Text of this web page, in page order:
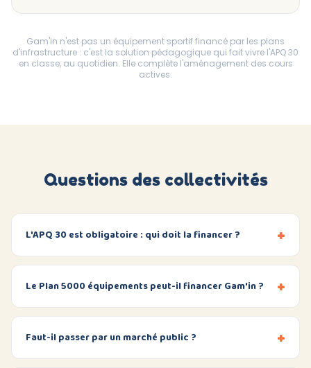
Gam'in n'est pas un équipement sportif financé par les plans
d'infrastructure : c'est la solution pédagogique qui fait vivre l'APQ 30
en classe, au quotidien. Elle complète l'aménagement des cours
actives.
Questions des collectivités
L'APQ 30 est obligatoire : qui doit la financer ? +
Le Plan 5000 équipements peut-il financer Gam'in ? +
Faut-il passer par un marché public ? +